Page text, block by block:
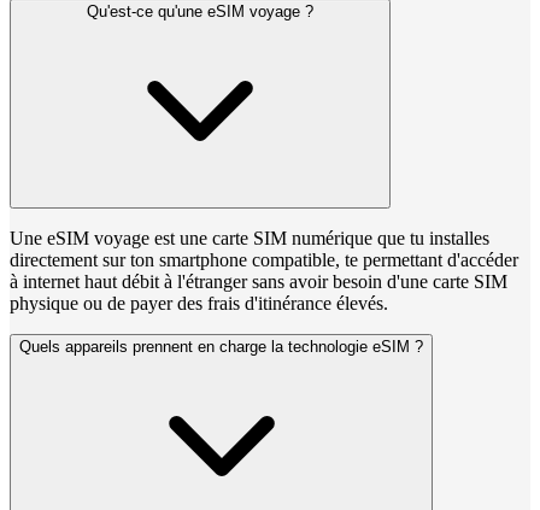
Qu'est-ce qu'une eSIM voyage ?
Une eSIM voyage est une carte SIM numérique que tu installes
directement sur ton smartphone compatible, te permettant d'accéder
à internet haut débit à l'étranger sans avoir besoin d'une carte SIM
physique ou de payer des frais d'itinérance élevés.
Quels appareils prennent en charge la technologie eSIM ?